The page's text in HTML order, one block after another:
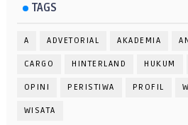
TAGS
A ADVETORIAL AKADEMIA
CARGO HINTERLAND HUKUM
OPINI PERISTIWA PROFIL
WISATA